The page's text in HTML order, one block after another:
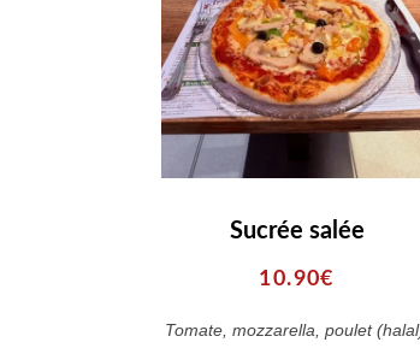
Sucrée salée
10.90€
Tomate, mozzarella, poulet